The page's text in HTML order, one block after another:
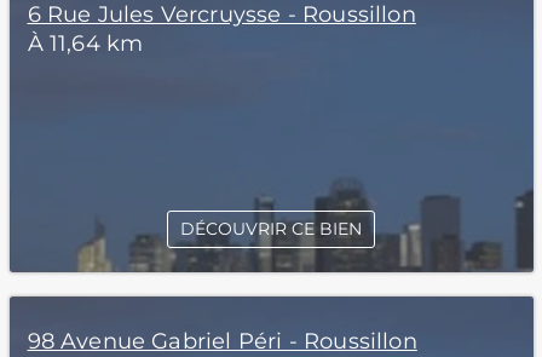
6 Rue Jules Vercruysse - Roussillon
À 11,64 km
DÉCOUVRIR CE BIEN
98 Avenue Gabriel Péri - Roussillon